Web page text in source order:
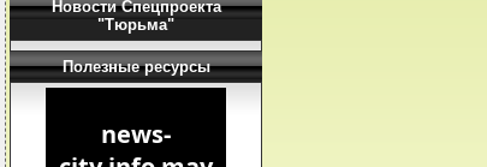
Новости Спецпроекта
"Тюрьма"
Полезные ресурсы